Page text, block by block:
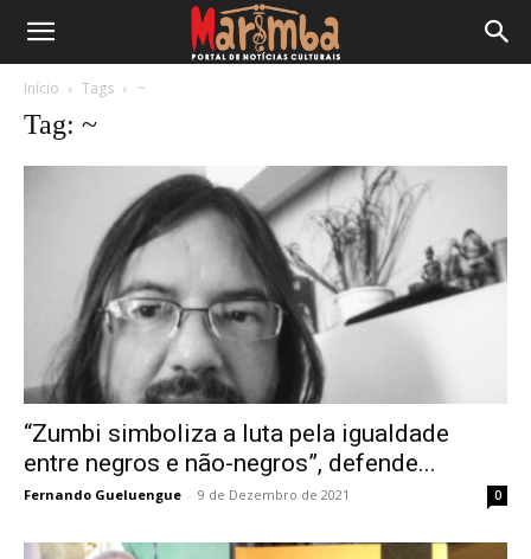
Início Tags ~
Tag: ~
“Zumbi simboliza a luta pela igualdade
entre negros e não-negros”, defende...
Fernando Gueluengue - 9 de Dezembro de 2021 0